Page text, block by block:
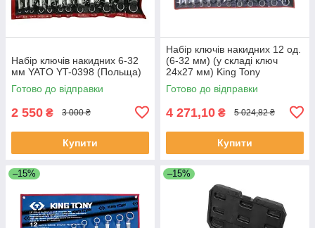
Набір ключів накидних 6-32
мм YATO YT-0398 (Польща)
Готово до відправки
2 550 ₴ 3 000 ₴
Купити
Набір ключів накидних 12 од.
(6-32 мм) (у складі ключ
24х27 мм) King Tony
1712MR01 (Тайвань)
Готово до відправки
4 271,10 ₴ 5 024,82 ₴
Купити
–15% –15%